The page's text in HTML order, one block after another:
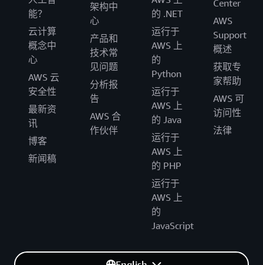
能？
云计算
概念中
心
AWS 云
安全性
最新资
讯
博客
新闻稿
架构中
心
产品和
技术常
见问题
分析报
告
AWS 合
作伙伴
的 .NET
运行于
AWS 上
的
Python
运行于
AWS 上
的 Java
运行于
AWS 上
的 PHP
运行于
AWS 上
的
JavaScript
Center
AWS
Support
概述
获取专
家帮助
AWS 可
访问性
法律